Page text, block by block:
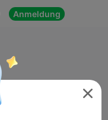
Anmeldung
